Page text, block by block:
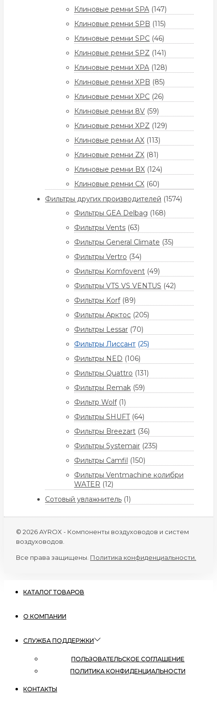
Клиновые ремни SPA (147)
Клиновые ремни SPB (115)
Клиновые ремни SPC (46)
Клиновые ремни SPZ (141)
Клиновые ремни XPA (128)
Клиновые ремни XPB (85)
Клиновые ремни XPC (26)
Клиновые ремни 8V (59)
Клиновые ремни XPZ (129)
Клиновые ремни AX (113)
Клиновые ремни ZX (81)
Клиновые ремни BX (124)
Клиновые ремни CX (60)
Фильтры других производителей (1574)
Фильтры GEA Delbag (168)
Фильтры Vents (63)
Фильтры General Climate (35)
Фильтры Vertro (34)
Фильтры Komfovent (49)
Фильтры VTS VS VENTUS (42)
Фильтры Korf (89)
Фильтры Арктос (205)
Фильтры Lessar (70)
Фильтры Лиссант (25)
Фильтры NED (106)
Фильтры Quattro (131)
Фильтры Remak (59)
Фильтр Wolf (1)
Фильтры SHUFT (64)
Фильтры Breezart (36)
Фильтры Systemair (235)
Фильтры Camfil (150)
Фильтры Ventmachine колибри
WATER (12)
Сотовый увлажнитель (1)
© 2026 AYROX - Компоненты воздуховодов и систем
воздуховодов.
Все права защищены. Политика конфиденциальности.
КАТАЛОГ ТОВАРОВ
О КОМПАНИИ
СЛУЖБА ПОДДЕРЖКИ
ПОЛЬЗОВАТЕЛЬСКОЕ СОГЛАШЕНИЕ
ПОЛИТИКА КОНФИДЕНЦИАЛЬНОСТИ
КОНТАКТЫ